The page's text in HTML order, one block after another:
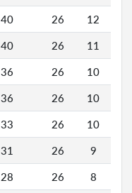
40 26 12
40 26 11
36 26 10
36 26 10
33 26 10
31 26 9
28 26 8